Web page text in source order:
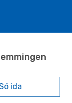
ida